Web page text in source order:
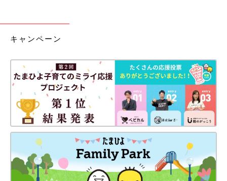
キャンペーン